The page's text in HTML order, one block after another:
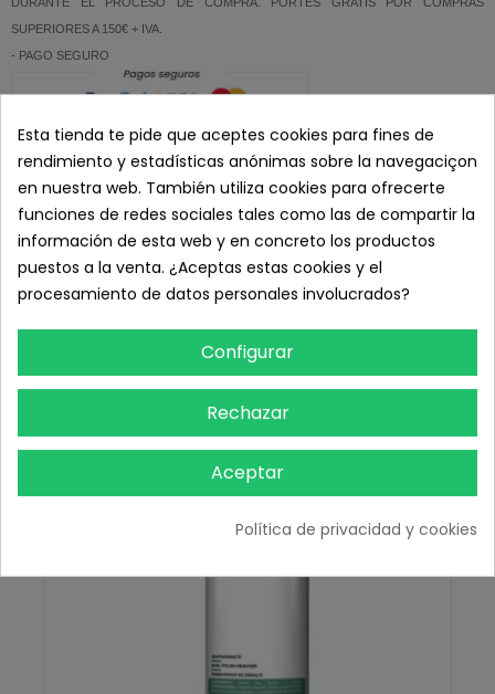
SUPERIORES A 150€ + IVA.
- PAGO SEGURO
- ATENCION AL CLIENTE: 626 89 11 20 (L-V 8:00 a 19:00)
DETALLES DEL PRODUCTO
RESEÑAS
TAMBIÉN PODRÍA INTERESARLE
Esta tienda te pide que aceptes cookies para fines de
rendimiento y estadísticas anónimas sobre la navegaciçon
en nuestra web. También utiliza cookies para ofrecerte
funciones de redes sociales tales como las de compartir la
información de esta web y en concreto los productos
puestos a la venta. ¿Aceptas estas cookies y el
procesamiento de datos personales involucrados?
Configurar
Rechazar
Aceptar
Política de privacidad y cookies